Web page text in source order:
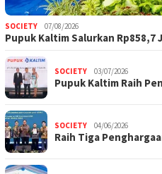
SOCIETY 07/08/2026
Pupuk Kaltim Salurkan
SOCIETY 03/07/2026
Pupuk Kaltim Raih
SOCIETY 04/06/2026
Raih Tiga